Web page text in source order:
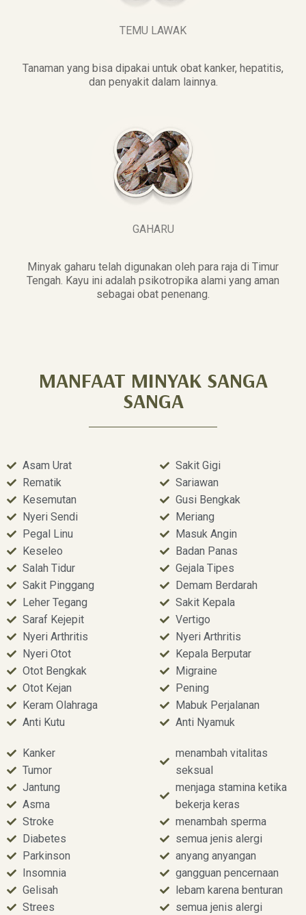
TEMU LAWAK
Tanaman yang bisa dipakai untuk obat kanker, hepatitis,
dan penyakit dalam lainnya.
GAHARU
Minyak gaharu telah digunakan oleh para raja di Timur
Tengah. Kayu ini adalah psikotropika alami yang aman
sebagai obat penenang.
MANFAAT MINYAK SANGA
SANGA
Asam Urat
Rematik
Kesemutan
Nyeri Sendi
Pegal Linu
Keseleo
Salah Tidur
Sakit Pinggang
Leher Tegang
Saraf Kejepit
Nyeri Arthritis
Nyeri Otot
Otot Bengkak
Otot Kejan
Keram Olahraga
Anti Kutu
Sakit Gigi
Sariawan
Gusi Bengkak
Meriang
Masuk Angin
Badan Panas
Gejala Tipes
Demam Berdarah
Sakit Kepala
Vertigo
Nyeri Arthritis
Kepala Berputar
Migraine
Pening
Mabuk Perjalanan
Anti Nyamuk
Kanker
Tumor
Jantung
Asma
Stroke
Diabetes
Parkinson
Insomnia
Gelisah
Strees
menambah vitalitas
seksual
menjaga stamina ketika
bekerja keras
menambah sperma
semua jenis alergi
anyang anyangan
gangguan pencernaan
lebam karena benturan
semua jenis alergi